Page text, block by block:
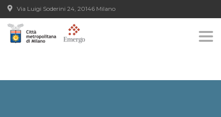
Open toolbar
Via Luigi Soderini 24, 20146 Milano